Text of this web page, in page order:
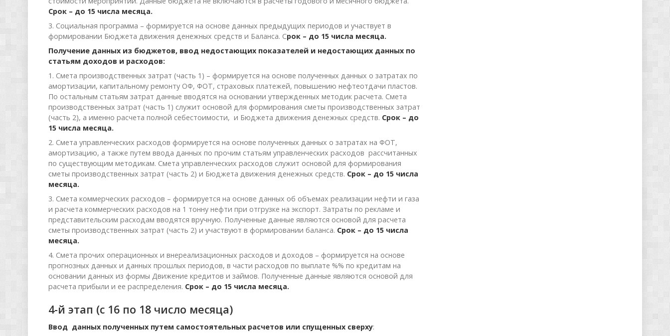
Срок – до 15 числа месяца.
3. Социальная программа – формируется на основе данных предыдущих периодов и участвует в
формировании Бюджета движения денежных средств и Баланса. Срок – до 15 числа месяца.
Получение данных из бюджетов, ввод недостающих показателей и недостающих данных по
статьям доходов и расходов:
1. Смета производственных затрат (часть 1) – формируется на основе полученных данных о затратах по
амортизации, капитальному ремонту ОФ, ФОТ, страховых платежей, повышению нефтеотдачи пластов.
По остальным статьям затрат данные вводятся на основании утвержденных методик расчета. Смета
производственных затрат (часть 1) служит основой для формирования сметы производственных затрат
(часть 2), а именно расчета полной себестоимости, и Бюджета движения денежных средств. Срок – до
15 числа месяца.
2. Смета управленческих расходов формируется на основе полученных данных о затратах на ФОТ,
амортизацию, а также путем ввода данных по прочим статьям управленческих расходов рассчитанных
по существующим методикам. Смета управленческих расходов служит основой для формирования
сметы производственных затрат (часть 2) и Бюджета движения денежных средств. Срок – до 15 числа
месяца.
3. Смета коммерческих расходов – формируется на основе данных об объемах реализации нефти и газа
и расчета коммерческих расходов на 1 тонну нефти при отгрузке на экспорт. Затраты по рекламе и
представительским расходам вводятся вручную. Полученные данные являются основой для расчета
сметы производственных затрат (часть 2) и участвуют в формировании баланса. Срок – до 15 числа
месяца.
4. Смета прочих операционных и внереализационных расходов и доходов – формируется на основе
прогнозных данных и данных прошлых периодов, в части расходов по выплате %% по кредитам на
основании данных из формы Движение кредитов и займов. Полученные данные являются основой для
расчета прибыли и ее распределения. Срок – до 15 числа месяца.
4-й этап (с 16 по 18 число месяца)
Ввод данных полученных путем самостоятельных расчетов или спущенных сверху: